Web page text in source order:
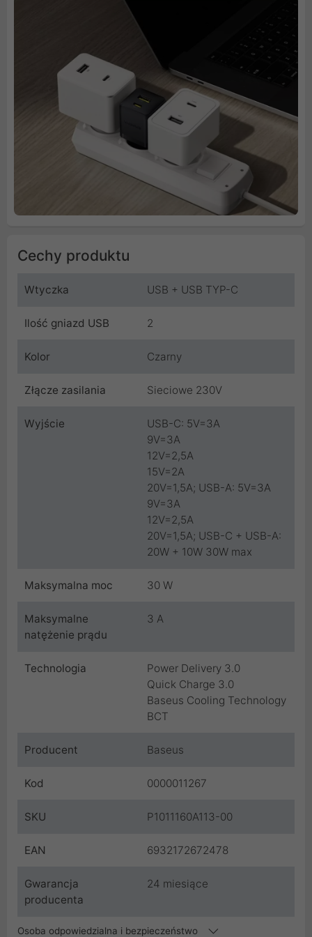
Cechy produktu
Wtyczka USB + USB TYP-C
Ilość gniazd USB 2
Kolor Czarny
Złącze zasilania Sieciowe 230V
Wyjście
USB-C: 5V=3A
9V=3A
12V=2,5A
15V=2A
20V=1,5A; USB-A: 5V=3A
9V=3A
12V=2,5A
20V=1,5A; USB-C + USB-A:
20W + 10W 30W max
Maksymalna moc 30 W
Maksymalne
natężenie prądu
3 A
Technologia
Power Delivery 3.0
Quick Charge 3.0
Baseus Cooling Technology
BCT
Producent Baseus
Kod 0000011267
SKU P1011160A113-00
EAN 6932172672478
Gwarancja
producenta
24 miesiące
Osoba odpowiedzialna i bezpieczeństwo